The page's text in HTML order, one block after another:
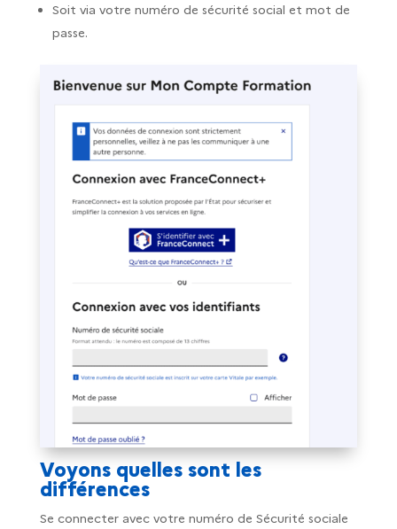
Soit via votre numéro de sécurité social et mot de
passe.
Voyons quelles sont les
différences
Se connecter avec votre numéro de Sécurité sociale